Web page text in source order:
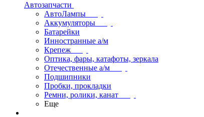
Автозапчасти
АвтоЛампы
Аккумуляторы
Батарейки
Инностранные а/м
Крепеж
Оптика, фары, катафоты, зеркала
Отечественные а/м
Подшипники
Пробки, прокладки
Ремни, ролики, канат
Еще